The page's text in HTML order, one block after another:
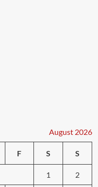
August 2026
F S S
1 2